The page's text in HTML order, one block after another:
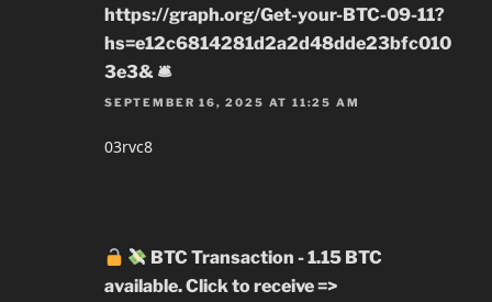
https://graph.org/Get-your-BTC-09-11?
hs=e12c6814281d2a2d48dde23bfc010
3e3& 🛎
SEPTEMBER 16, 2025 AT 11:25 AM
03rvc8
BTC Transaction - 1.15 BTC
available. Click to receive =>